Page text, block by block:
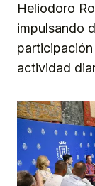
Heliodoro
impulsando
actividad